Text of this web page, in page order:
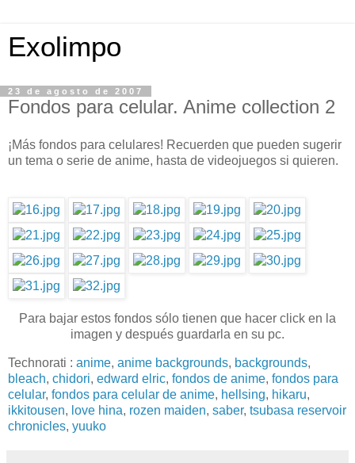
Exolimpo
23 de agosto de 2007
Fondos para celular. Anime collection 2
¡Más fondos para celulares! Recuerden que pueden sugerir
un tema o serie de anime, hasta de videojuegos si quieren.
Para bajar estos fondos sólo tienen que hacer click en la
imagen y después guardarla en su pc.
Technorati : anime, anime backgrounds, backgrounds,
bleach, chidori, edward elric, fondos de anime, fondos para
celular, fondos para celular de anime, hellsing, hikaru,
ikkitousen, love hina, rozen maiden, saber, tsubasa reservoir
chronicles, yuuko